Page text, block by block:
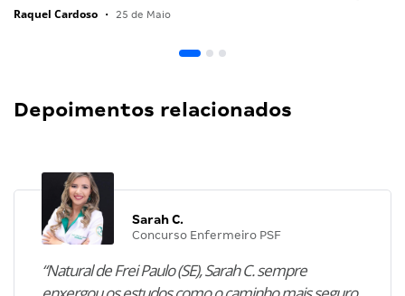
Raquel Cardoso • 25 de Maio
Depoimentos relacionados
Sarah C.
Concurso Enfermeiro PSF
“Natural de Frei Paulo (SE), Sarah C. sempre